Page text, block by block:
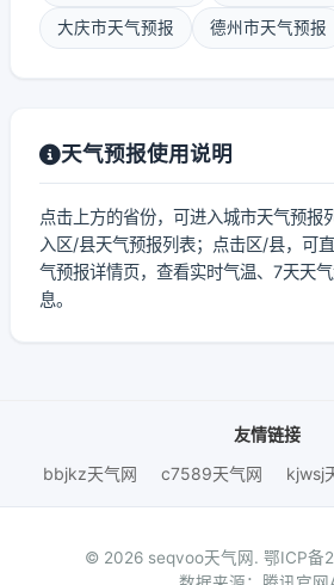
大庆市天气预报 德州市天气预报
天气预报使用说明
点击上方的省份，可进入城市天气预报
入区/县天气预报列表；点击区/县，可
气预报详情页，查看实时气温、7天天
息。
友情链接
bbjkz天气网
c7589天气网 kjwsj
© 2026 seqvoo天气网. 鄂ICP备